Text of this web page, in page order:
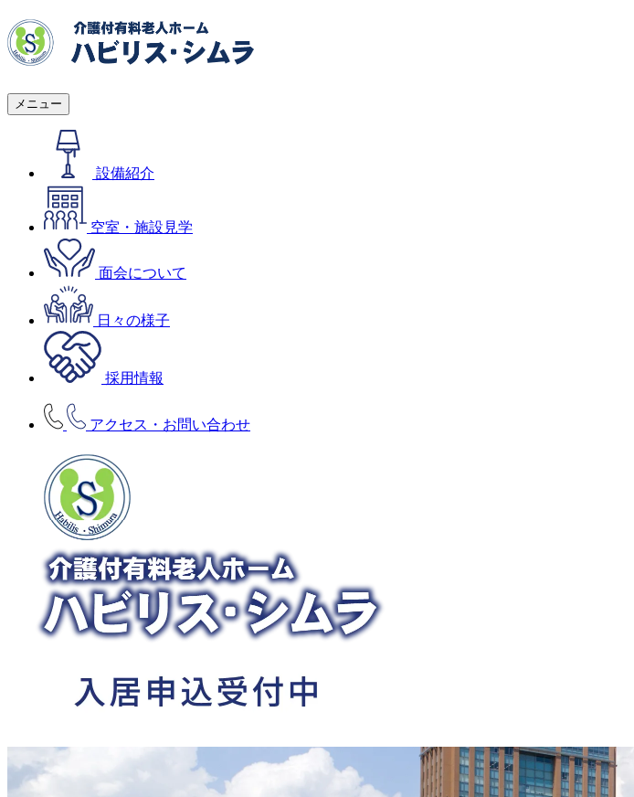
メニュー
設備紹介
空室・施設見学
面会について
日々の様子
採用情報
アクセス・お問い合わせ